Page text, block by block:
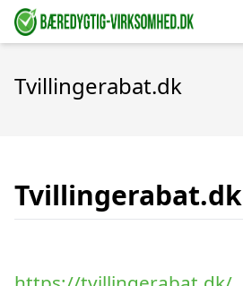
Tvillingerabat.dk
Tvillingerabat.dk